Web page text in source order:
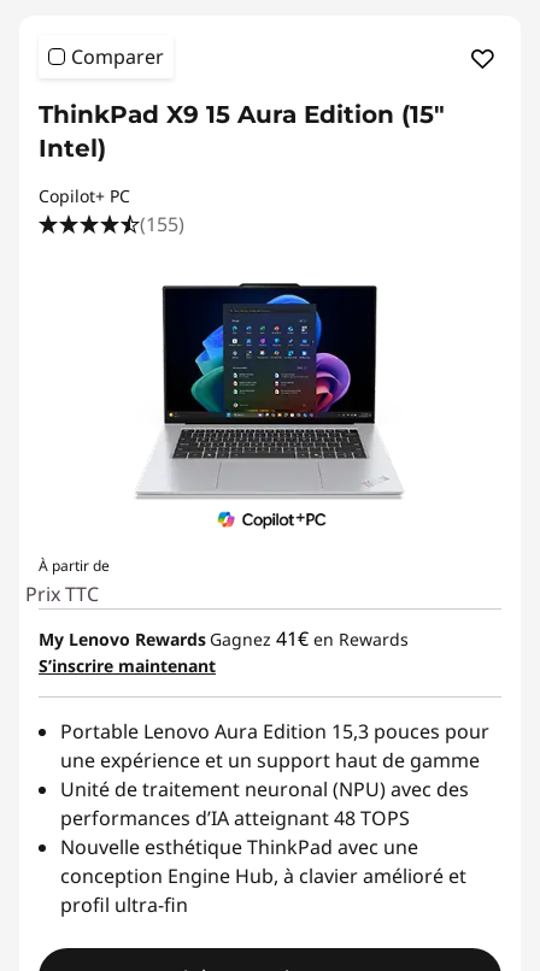
Comparer
ThinkPad X9 15 Aura Edition (15"
Intel)
Copilot+ PC
(155)
À partir de
Prix TTC
My Lenovo Rewards Gagnez 41€ en Rewards
S’inscrire maintenant
Portable Lenovo Aura Edition 15,3 pouces pour
une expérience et un support haut de gamme
Unité de traitement neuronal (NPU) avec des
performances d’IA atteignant 48 TOPS
Nouvelle esthétique ThinkPad avec une
conception Engine Hub, à clavier amélioré et
profil ultra-fin